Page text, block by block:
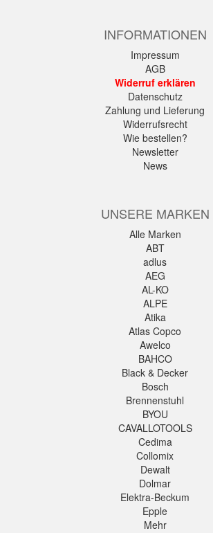
INFORMATIONEN
Impressum
AGB
Widerruf erklären
Datenschutz
Zahlung und Lieferung
Widerrufsrecht
Wie bestellen?
Newsletter
News
UNSERE MARKEN
Alle Marken
ABT
adlus
AEG
AL-KO
ALPE
Atika
Atlas Copco
Awelco
BAHCO
Black & Decker
Bosch
Brennenstuhl
BYOU
CAVALLOTOOLS
Cedima
Collomix
Dewalt
Dolmar
Elektra-Beckum
Epple
Mehr